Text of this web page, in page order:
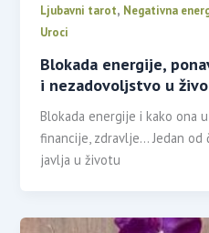
Ljubavni tarot, Negativna
Uroci
Blokada energije,
i nezadovoljstvo u
Blokada energije i kako ona
financije, zdravlje… Jedan od
javlja u životu